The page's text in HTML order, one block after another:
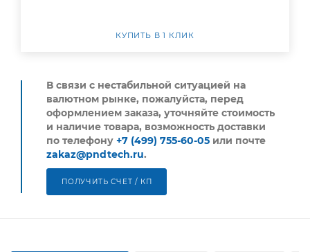
КУПИТЬ В 1 КЛИК
В связи с нестабильной ситуацией на
валютном рынке, пожалуйста, перед
оформлением заказа, уточняйте стоимость
и наличие товара, возможность доставки
по телефону +7 (499) 755-60-05 или почте
zakaz@pndtech.ru.
ПОЛУЧИТЬ СЧЕТ / КП